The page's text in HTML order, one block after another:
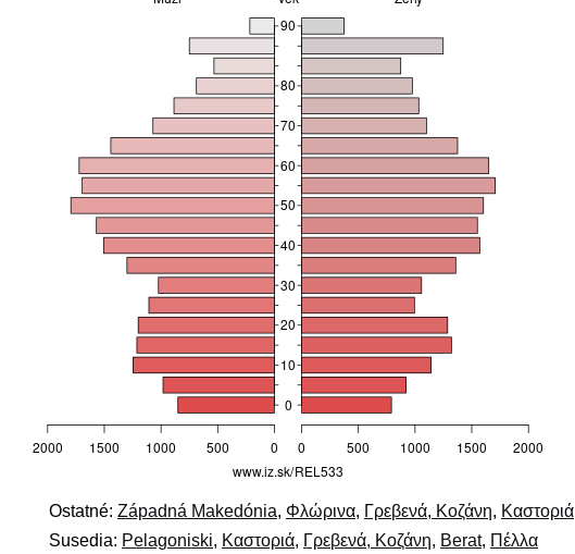
Ostatné: Západná Makedónia, Φλώρινα, Γρεβενά, Κοζάνη, Καστοριά
Susedia: Pelagoniski, Καστοριά, Γρεβενά, Κοζάνη, Berat, Πέλλα